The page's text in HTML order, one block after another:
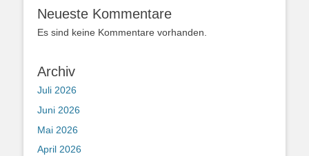
Neueste Kommentare
Es sind keine Kommentare vorhanden.
Archiv
Juli 2026
Juni 2026
Mai 2026
April 2026